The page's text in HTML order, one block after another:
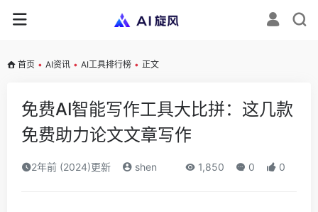
首页 • AI资讯 • AI工具排行榜 • 正文
免费AI智能写作工具大比拼：这几款
免费助力论文文章写作
2年前 (2024)更新 shen 1,850 0 0